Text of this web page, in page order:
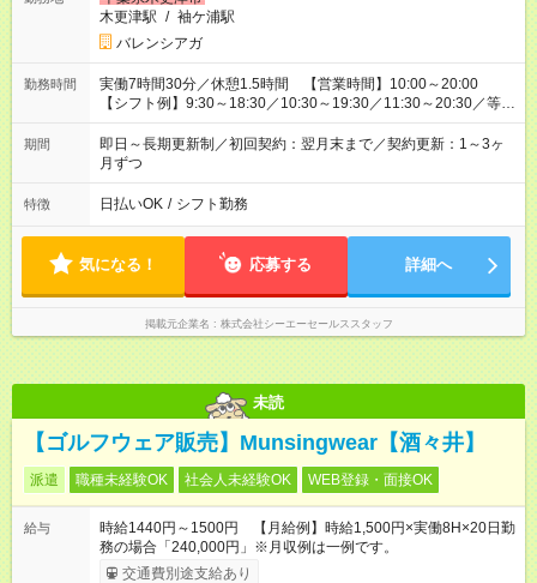
木更津駅 / 袖ケ浦駅
バレンシアガ
勤務時間
実働7時間30分／休憩1.5時間 【営業時間】10:00～20:00
【シフト例】9:30～18:30／10:30～19:30／11:30～20:30／等
※実際の店舗シフトに準ずる
期間
即日～長期更新制／初回契約：翌月末まで／契約更新：1～3ヶ
月ずつ
特徴 日払いOK / シフト勤務
気になる！ 応募する 詳細へ
掲載元企業名 株式会社シーエーセールススタッフ
未読
【ゴルフウェア販売】Munsingwear【酒々井】
派遣 職種未経験OK 社会人未経験OK WEB登録・面接OK
給与
時給1440円～1500円 【月給例】時給1,500円×実働8H×20日勤
務の場合「240,000円」※月収例は一例です。
交通費別途支給あり